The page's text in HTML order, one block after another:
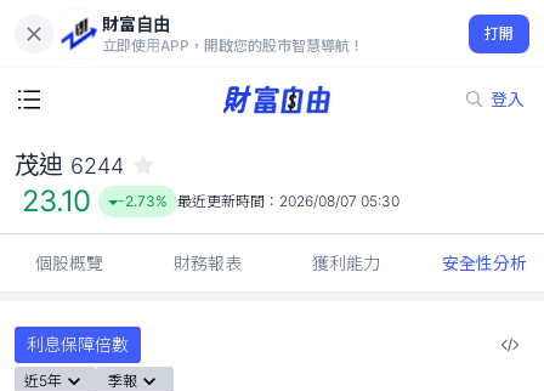
財富自由
立即使用APP，開啟您的股市智慧導航！
打開
登入
23.10
-2.73%
茂迪 6244
23.10 -2.73% 最近更新時間： 2026/08/07 05:30
個股概覽 財務報表 獲利能力 安全性分析
利息保障倍數
近5年 季報